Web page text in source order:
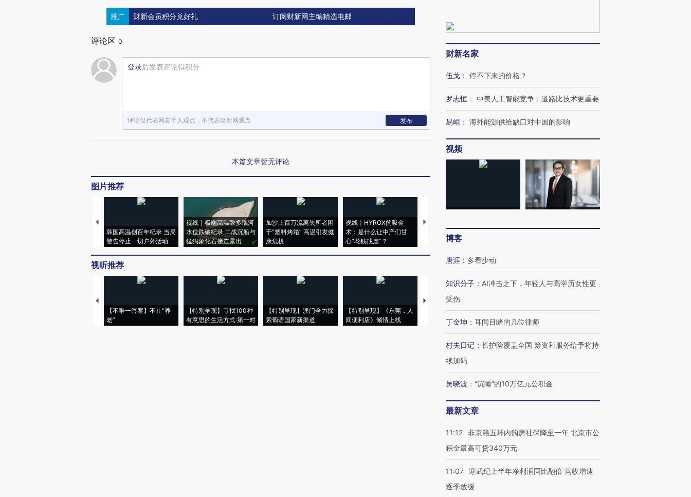
推广 财新会员积分兑好礼 订阅财新网主编精选电邮
评论区 0
登录后发表评论得积分
评论仅代表网友个人观点，不代表财新网观点 发布
本篇文章暂无评论
图片推荐
韩国高温创百年纪录 当局
警告停止一切户外活动
视线｜极端高温致多瑙河
水位跌破纪录 二战沉船与
猛犸象化石接连露出
加沙上百万流离失所者困
于“塑料烤箱” 高温引发健
康危机
视线｜HYROX的吸金
术：是什么让中产们甘
心“花钱找虐”？
马航飞行员跨国走私7万
粒摇头丸 尿检体内含3种
视听推荐
【不唯一答案】不止“养
老”
【特别呈现】寻找100种
有意思的生活方式·第一对
【特别呈现】澳门全力探
索葡语国家新渠道
【特别呈现】《东莞，人
间便利店》倾情上线
【推广】走进第四届链博
会，让数智科技“链”接产
【特别呈现】寻找100种
有意思的生活方式·第三对
CFO：不靠规模取胜，华
财新名家
伍戈 ： 停不下来的价格？
罗志恒 ： 中美人工智能竞争：道路比技术更重要
易峘 ： 海外能源供给缺口对中国的影响
视频
博客
唐涯 ： 多看少动
知识分子 ： AI冲击之下，年轻人与高学历女性更
受伤
丁金坤 ： 耳闻目睹的几位律师
村夫日记 ： 长护险覆盖全国 筹资和服务给予将持
续加码
吴晓波 ： “沉睡”的10万亿元公积金
最新文章
11:12 非京籍五环内购房社保降至一年 北京市公
积金最高可贷340万元
11:07
寒武纪上半年净利润同比翻倍 营收增速
逐季放缓